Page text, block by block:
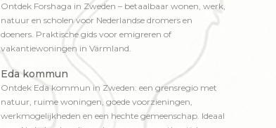
Ontdek Forshaga in Zweden – betaalbaar wonen, werk,
natuur en scholen voor Nederlandse dromers en
doeners. Praktische gids voor emigreren of
vakantiewoningen in Värmland.
Eda kommun
Ontdek Eda kommun in Zweden: een grensregio met
natuur, ruime woningen, goede voorzieningen,
werkmogelijkheden en een hechte gemeenschap. Ideaal